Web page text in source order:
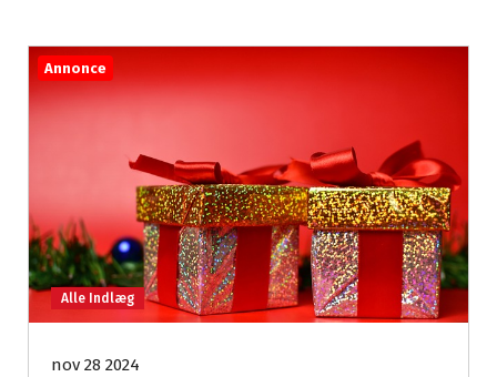
Annonce
Alle Indlæg
nov 28 2024